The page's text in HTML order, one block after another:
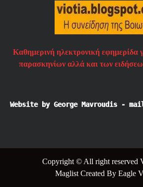
Καθημερινή ηλεκτρονική εφημερίδα
παρασκηνίων αλλά και των
Website by George Mavroudis -
Copyright © All right reserved
Maglist Created By Eagle